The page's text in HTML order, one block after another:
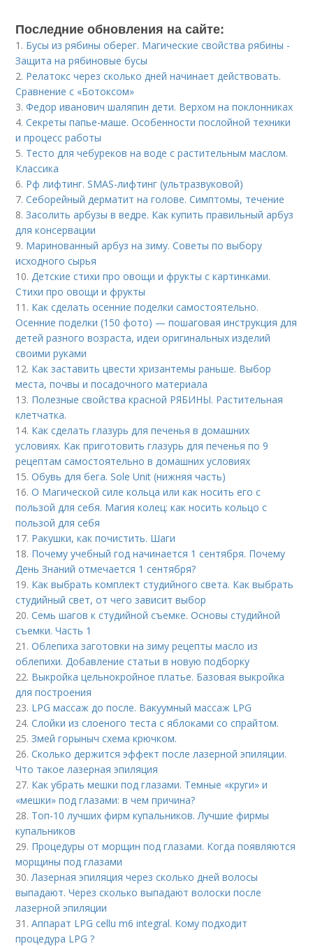
Последние обновления на сайте:
1. Бусы из рябины оберег. Магические свойства рябины -
Защита на рябиновые бусы
2. Релатокс через сколько дней начинает действовать.
Сравнение с «Ботоксом»
3.Федор иванович шаляпин дети. Верхом на поклонниках
4.Секреты папье-маше. Особенности послойной техники
и процесс работы
5. Тесто для чебуреков на воде с растительным маслом.
Классика
6. Рф лифтинг. SMAS-лифтинг (ультразвуковой)
7.Себорейный дерматит на голове. Cимптомы, течение
8.Засолить арбузы в ведре. Как купить правильный арбуз
для консервации
9. Маринованный арбуз на зиму. Советы по выбору
исходного сырья
10. Детские стихи про овощи и фрукты с картинками.
Стихи про овощи и фрукты
11. Как сделать осенние поделки самостоятельно.
Осенние поделки (150 фото) — пошаговая инструкция для
детей разного возраста, идеи оригинальных изделий
своими руками
12. Как заставить цвести хризантемы раньше. Выбор
места, почвы и посадочного материала
13. Полезные свойства красной РЯБИНЫ. Растительная
клетчатка.
14. Как сделать глазурь для печенья в домашних
условиях. Как приготовить глазурь для печенья по 9
рецептам самостоятельно в домашних условиях
15.Обувь для бега. Sole Unit (нижняя часть)
16.О Магической силе кольца или как носить его с
пользой для себя. Магия колец: как носить кольцо с
пользой для себя
17. Ракушки, как почистить. Шаги
18. Почему учебный год начинается 1 сентября. Почему
День Знаний отмечается 1 сентября?
19. Как выбрать комплект студийного света. Как выбрать
студийный свет, от чего зависит выбор
20.Семь шагов к студийной съемке. Основы студийной
съемки. Часть 1
21.Облепиха заготовки на зиму рецепты масло из
облепихи. Добавление статьи в новую подборку
22. Выкройка цельнокройное платье. Базовая выкройка
для построения
23. LPG массаж до после. Вакуумный массаж LPG
24.Слойки из слоеного теста с яблоками со спрайтом.
25.Змей горыныч схема крючком.
26.Сколько держится эффект после лазерной эпиляции.
Что такое лазерная эпиляция
27. Как убрать мешки под глазами. Темные «круги» и
«мешки» под глазами: в чем причина?
28. Топ-10 лучших фирм купальников. Лучшие фирмы
купальников
29. Процедуры от морщин под глазами. Когда появляются
морщины под глазами
30. Лазерная эпиляция через сколько дней волосы
выпадают. Через сколько выпадают волоски после
лазерной эпиляции
31.Аппарат LPG cellu m6 integral. Кому подходит
процедура LPG ?